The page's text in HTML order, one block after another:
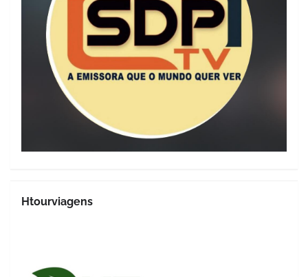
Htourviagens